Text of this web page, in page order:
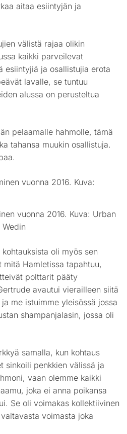
aitaa esiintyjän ja
välistä rajaa olikin
kaikki parveilevat
esiintyjiä ja osallistujia erota
lavalle, se tuntuu
alussa on perusteltua
pelaamalle hahmolle, tämä
tahansa muukin osallistuja.
vuonna 2016. Kuva: Urban
Wedin
oli myös sen
Hamletissa tapahtuu,
polttarit pääty
avautui vierailleen siitä
me istuimme yleisössä jossa
shampanjalasin, jossa oli
samalla, kun kohtaus
sinkoili penkkien välissä ja
vaan olemme kaikki
joka ei anna poikansa
Se oli voimakas kollektiivinen
voimasta joka